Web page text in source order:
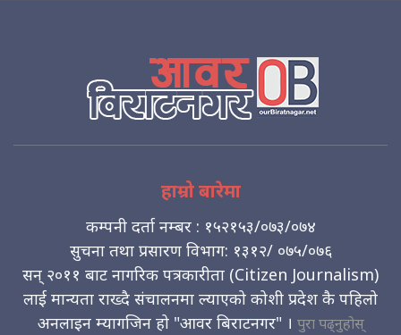
हाम्रो बारेमा
कम्पनी दर्ता नम्बर : १५२१५३/०७३/०७४
सुचना तथा प्रसारण विभाग: १३१२/ ०७५/०७६
सन् २०११ बाट नागरिक पत्रकारीता (Citizen Journalism)
लाई मान्यता राख्दै संचालनमा ल्याएको कोशी प्रदेश कै पहिलो
अनलाइन म्यागजिन हो "आवर बिराटनगर" । पुरा पढ्नुहोस्